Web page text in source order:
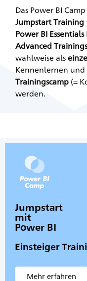
Das Power BI
Jumpstart Training
Power BI Essentials
Advanced
wahlweise als
Kennenlernen
Trainingscamp (=
werden.
Jumpstart
mit
Power BI
Einsteiger
Mehr erfahren